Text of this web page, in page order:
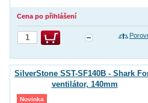
Cena po přihlášení
SilverStone SST-SF140B - Shark
ventilátor, 140mm
Novinka